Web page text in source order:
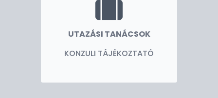
UTAZÁSI TANÁCSOK
KONZULI TÁJÉKOZTATÓ